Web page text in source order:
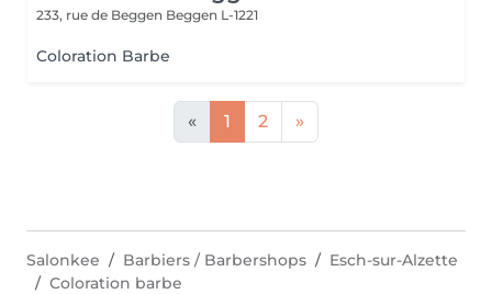
233, rue de Beggen Beggen L-1221
Coloration Barbe
« 1 2 »
Salonkee Barbiers / Barbershops
Esch-sur-Alzette
Coloration barbe